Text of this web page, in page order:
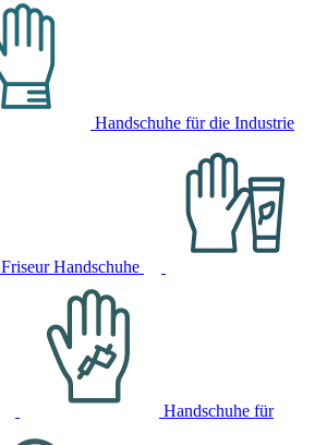
Handschuhe für die Industrie
Friseur Handschuhe
Handschuhe für